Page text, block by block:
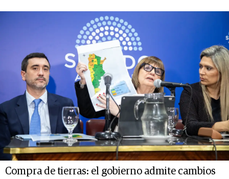
Compra de tierras: el gobierno admite cambios